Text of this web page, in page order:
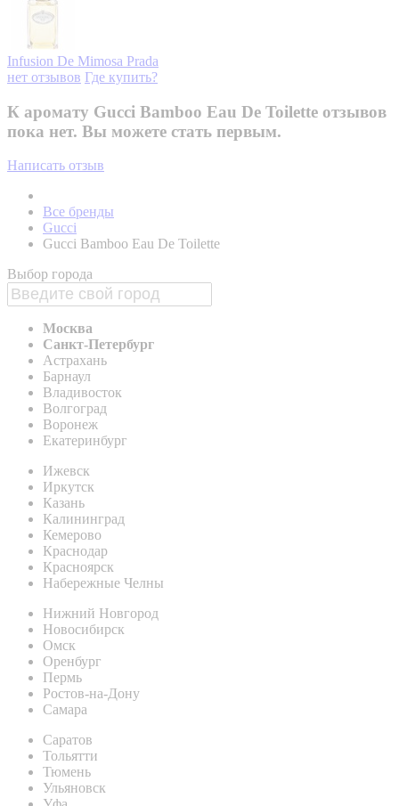
Infusion De Mimosa Prada
нет отзывов Где купить?
К аромату Gucci Bamboo Eau De Toilette отзывов
пока нет. Вы можете стать первым.
Написать отзыв
Все бренды
Gucci
Gucci Bamboo Eau De Toilette
Выбор города
Москва
Санкт-Петербург
Астрахань
Барнаул
Владивосток
Волгоград
Воронеж
Екатеринбург
Ижевск
Иркутск
Казань
Калининград
Кемерово
Краснодар
Красноярск
Набережные Челны
Нижний Новгород
Новосибирск
Омск
Оренбург
Пермь
Ростов-на-Дону
Самара
Саратов
Тольятти
Тюмень
Ульяновск